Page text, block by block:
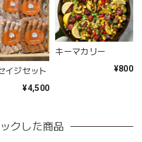
イジセット
¥4,500
キーマカリー
¥800
クした商品